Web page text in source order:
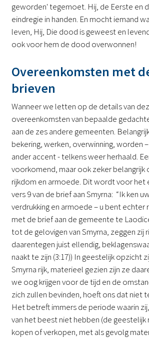
geworden' tegemoet. Hij, de Eerste en
eindregie in handen. En mocht iemand
leven, Hij, Die dood is geweest en
ook voor hem de dood overwonnen!
Overeenkomsten met
brieven
Wanneer we letten op de details van
overeenkomsten van bepaalde
aan de zes andere gemeenten.
bekering, werken, overwinning, worden
ander accent - telkens weer herhaald.
voorkomend, maar ook zeker belangrijk
rijkdom en armoede. Dit wordt voor het
vers 9 van de brief aan Smyrna: “Ik ken
verdrukking en armoede – u bent echter
met de brief aan de gemeente te
tot de gelovigen van Smyrna, zeggen zij
daarentegen juist ellendig,
naakt te zijn (3:17)) In geestelijk opzicht
Smyrna rijk, materieel gezien zijn ze
we oog krijgen voor de tijd en de
zich zullen bevinden, hoeft ons dat niet
Het betreft immers de periode waarin
van het beest niet hebben (de geestelijk
kopen of verkopen, met als gevolg